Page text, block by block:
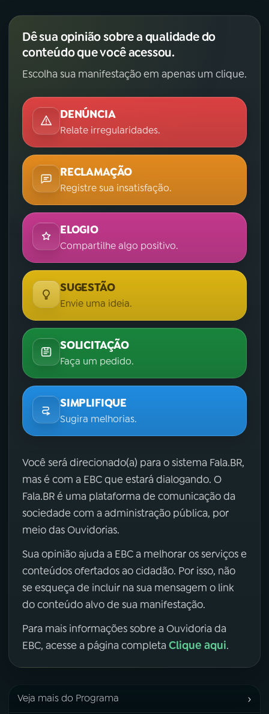
Dê sua opinião sobre a qualidade do
conteúdo que você acessou.
Escolha sua manifestação em apenas um clique.
DENÚNCIA
Relate irregularidades.
RECLAMAÇÃO
Registre sua insatisfação.
ELOGIO
Compartilhe algo positivo.
SUGESTÃO
Envie uma ideia.
SOLICITAÇÃO
Faça um pedido.
SIMPLIFIQUE
Sugira melhorias.
Você será direcionado(a) para o sistema Fala.BR,
mas é com a EBC que estará dialogando. O
Fala.BR é uma plataforma de comunicação da
sociedade com a administração pública, por
meio das Ouvidorias.
Sua opinião ajuda a EBC a melhorar os serviços e
conteúdos ofertados ao cidadão. Por isso, não
se esqueça de incluir na sua mensagem o link
do conteúdo alvo de sua manifestação.
Para mais informações sobre a Ouvidoria da
EBC, acesse a página completa Clique aqui.
Veja mais do Programa ›